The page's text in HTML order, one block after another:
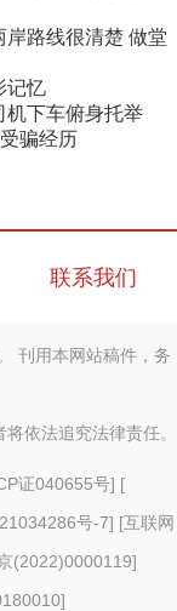
路线很清楚 做堂
记忆
机下车俯身托举
骗经历
联系我们
刊用本网站稿件，务
依法追究法律责任。
证040655号] [
号-7] [互联网
(2022)0000119]
]